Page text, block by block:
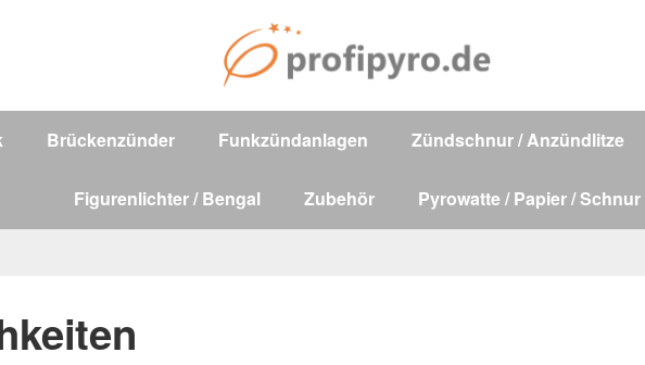
Brückenzünder Funkzündanlagen Zündschnur / Anzündlitze
Figurenlichter / Bengal Zubehör Pyrowatte / Papier / Schnur